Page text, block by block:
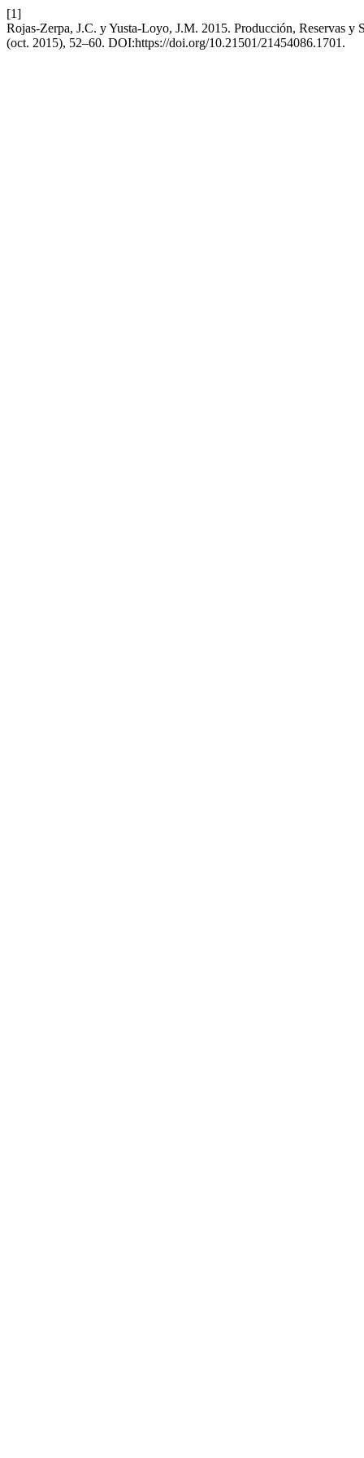
[1]
Rojas-Zerpa, J.C. y Yusta-Loyo, J.M. 2015. Producción, Reservas y
(oct. 2015), 52–60. DOI:https://doi.org/10.21501/21454086.1701.